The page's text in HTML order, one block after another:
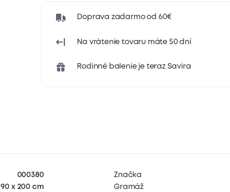
Doprava zadarmo od 60€
Na vrátenie tovaru máte 50 dní
Rodinné balenie je teraz Savira
000380
90 x 200 cm
Značka
Gramáž